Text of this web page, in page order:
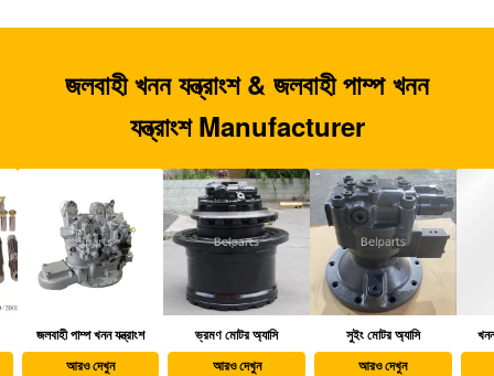
জলবাহী খনন যন্ত্রাংশ & জলবাহী পাম্প খনন
যন্ত্রাংশ Manufacturer
জলবাহী পাম্প খনন যন্ত্রাংশ
আরও দেখুন
ভ্রমণ মোটর অ্যাসি
আরও দেখুন
সুইং মোটর অ্যাসি
আরও দেখুন